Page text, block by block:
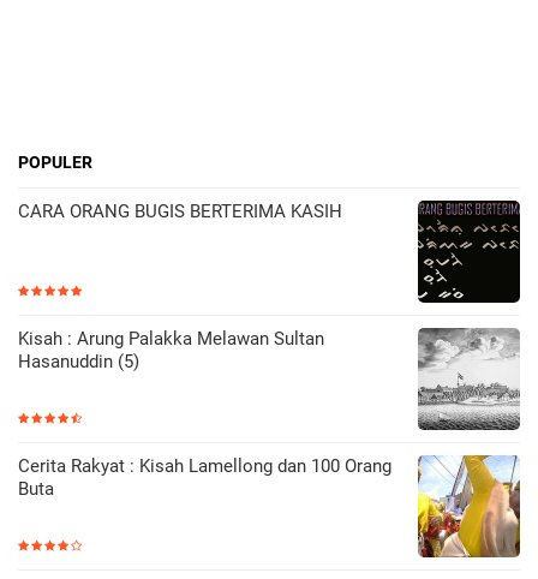
POPULER
CARA ORANG BUGIS BERTERIMA KASIH
Kisah : Arung Palakka Melawan Sultan
Hasanuddin (5)
Cerita Rakyat : Kisah Lamellong dan 100 Orang
Buta